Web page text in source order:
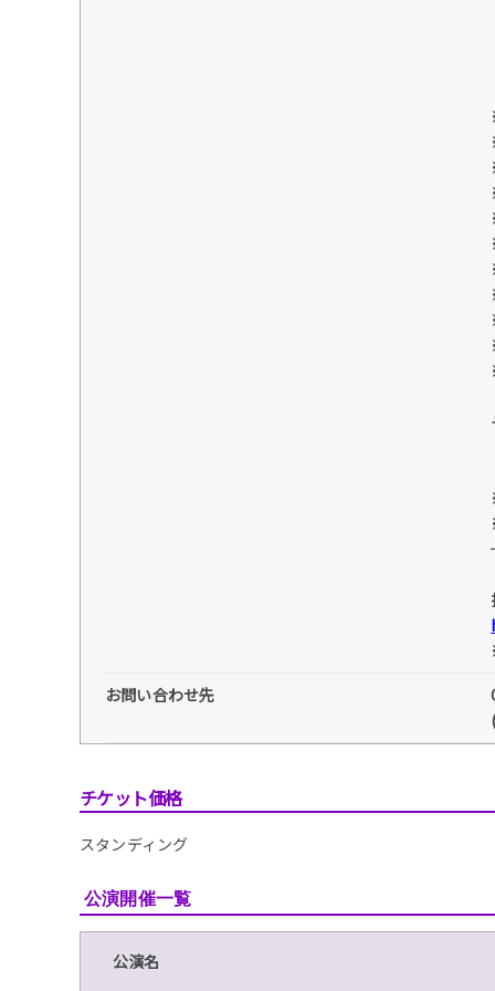
お問い合わせ先
チケット価格
スタンディング
公演開催一覧
公演名